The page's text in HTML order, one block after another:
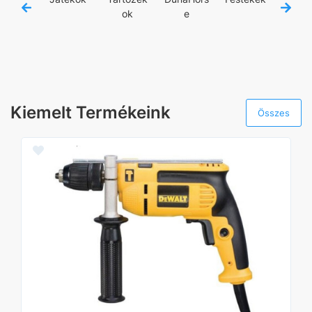
ok
e
Kiemelt Termékeink Összes